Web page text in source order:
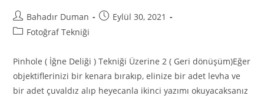
Bahadır Duman
Eylül 30, 2021
Fotoğraf Tekniği
Pinhole ( İğne Deliği ) Tekniği Üzerine 2 ( Geri dönüşüm)Eğer
objektiflerinizi bir kenara bırakıp, elinize bir adet levha ve
bir adet çuvaldız alıp heyecanla ikinci yazımı okuyacaksanız